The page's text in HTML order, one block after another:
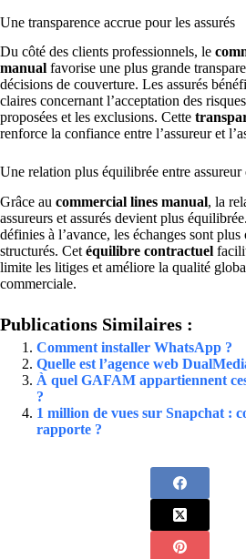
Une transparence accrue pour les assurés
Du côté des clients professionnels, le
manual favorise une plus grande
décisions de couverture. Les assurés
claires concernant l’acceptation des
proposées et les exclusions. Cette
renforce la confiance entre l’assureur et
Une relation plus équilibrée entre assureur
Grâce au commercial lines manual, la
assureurs et assurés devient plus
définies à l’avance, les échanges sont
structurés. Cet équilibre contractuel
limite les litiges et améliore la qualité
commerciale.
Publications Similaires :
Comment installer WhatsApp ?
Quelle est l’agence web
À quel GAFAM appartiennent
?
1 million de vues sur Snapchat :
rapporte ?